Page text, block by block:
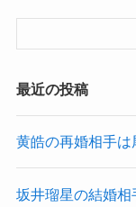
最近の投稿
黄皓の再婚相手は
坂井瑠星の結婚